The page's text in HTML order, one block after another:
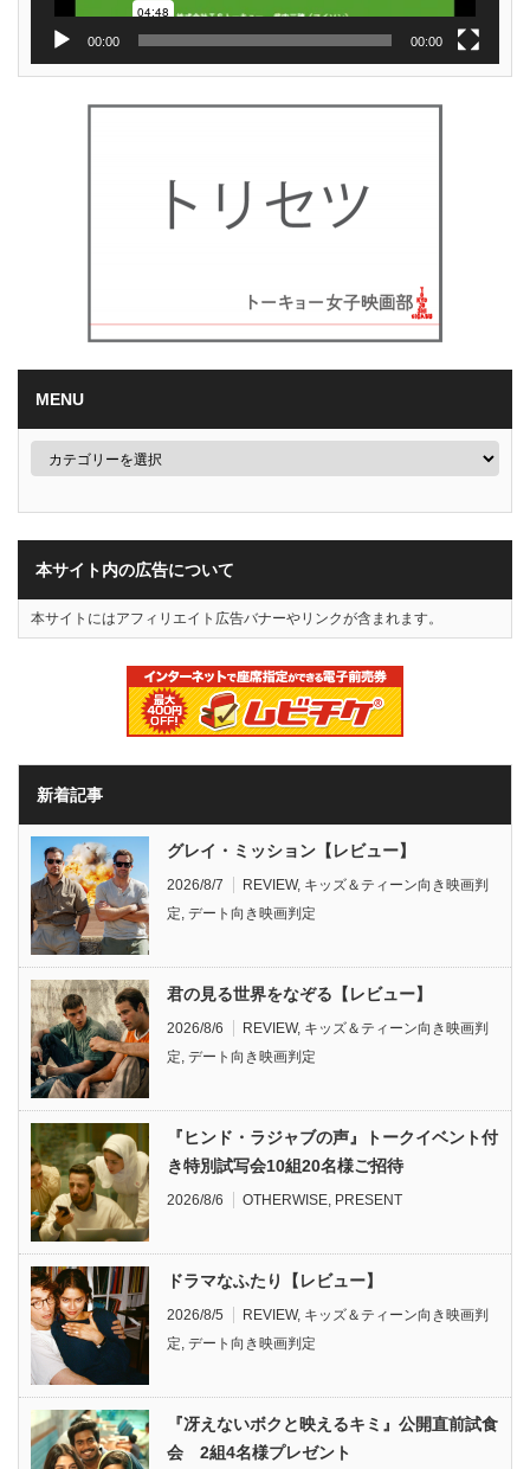
00:00 00:00
MENU
本サイト内の広告について
本サイトにはアフィリエイト広告バナーやリンクが含まれます。
新着記事
グレイ・ミッション【レビュー】
2026/8/7 REVIEW, キッズ＆ティーン向き映画判
定 デート向き映画判定
君の見る世界をなぞる【レビュー】
2026/8/6 REVIEW, キッズ＆ティーン向き映画判
定 デート向き映画判定
『ヒンド・ラジャブの声』トークイベント付
き特別試写会10組20名様ご招待
2026/8/6 OTHERWISE PRESENT
ドラマなふたり【レビュー】
2026/8/5 REVIEW, キッズ＆ティーン向き映画判
定 デート向き映画判定
『冴えないボクと映えるキミ』公開直前試食
会 2組4名様プレゼント